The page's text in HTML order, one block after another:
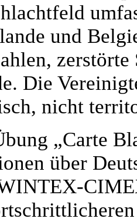
und
Die
nicht
„Carte
über